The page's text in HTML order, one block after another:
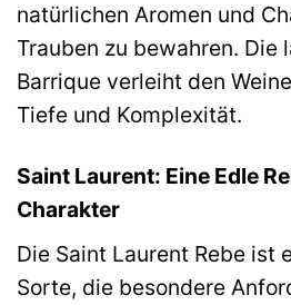
natürlichen Aromen und
Trauben zu bewahren. Die
Barrique verleiht den
Tiefe und Komplexität.
Saint Laurent: Eine Edle
Charakter
Die Saint Laurent Rebe ist
Sorte, die besondere